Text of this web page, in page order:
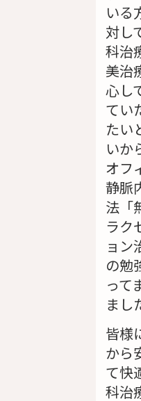
いる
対し
科治
美治
心し
てい
たい
いか
オフ
静脈
法「
ラク
ョン
の勉
って
まし
皆様
から
て快
科治